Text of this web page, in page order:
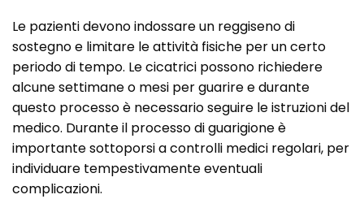
Le pazienti devono indossare un reggiseno di
sostegno e limitare le attività fisiche per un certo
periodo di tempo. Le cicatrici possono richiedere
alcune settimane o mesi per guarire e durante
questo processo è necessario seguire le istruzioni del
medico. Durante il processo di guarigione è
importante sottoporsi a controlli medici regolari, per
individuare tempestivamente eventuali
complicazioni.